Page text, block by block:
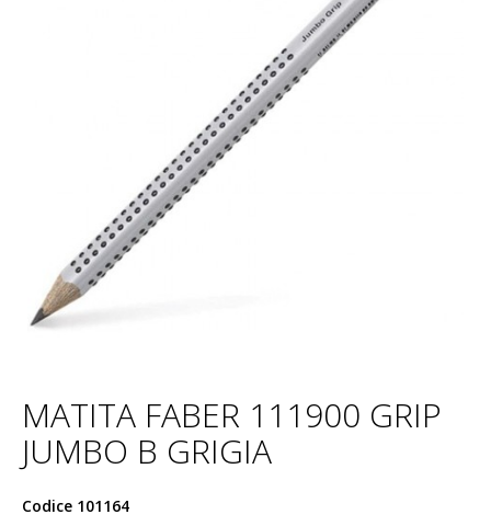
MATITA FABER 111900 GRIP
JUMBO B GRIGIA
Codice 101164